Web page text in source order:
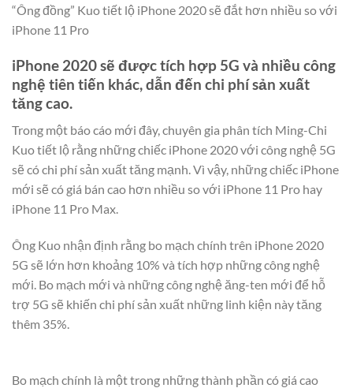
“Ông đồng” Kuo tiết lộ iPhone 2020 sẽ đắt hơn nhiều so với
iPhone 11 Pro
iPhone 2020 sẽ được tích hợp 5G và nhiều công
nghệ tiên tiến khác, dẫn đến chi phí sản xuất
tăng cao.
Trong một báo cáo mới đây, chuyên gia phân tích Ming-Chi
Kuo tiết lộ rằng những chiếc iPhone 2020 với công nghệ 5G
sẽ có chi phí sản xuất tăng mạnh. Vì vậy, những chiếc iPhone
mới sẽ có giá bán cao hơn nhiều so với iPhone 11 Pro hay
iPhone 11 Pro Max.
Ông Kuo nhận định rằng bo mạch chính trên iPhone 2020
5G sẽ lớn hơn khoảng 10% và tích hợp những công nghệ
mới. Bo mạch mới và những công nghệ ăng-ten mới để hỗ
trợ 5G sẽ khiến chi phí sản xuất những linh kiện này tăng
thêm 35%.
Bo mạch chính là một trong những thành phần có giá cao